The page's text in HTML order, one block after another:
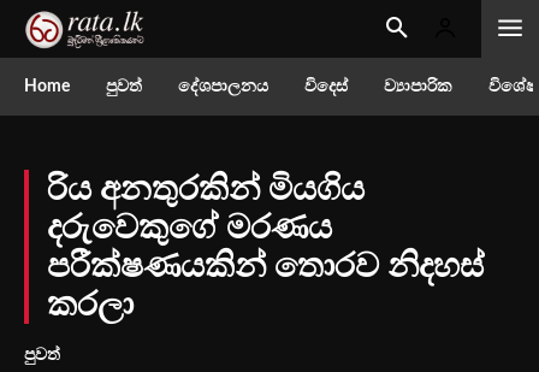
Home පුවත් දේශපාලනය විදෙස් ව්‍යාපාරික
රිය අනතුරකින් මියගිය
දරුවෙකුගේ මරණය
පරීක්ෂණයකින් තොරව නිදහස්
කරලා
පුවත්